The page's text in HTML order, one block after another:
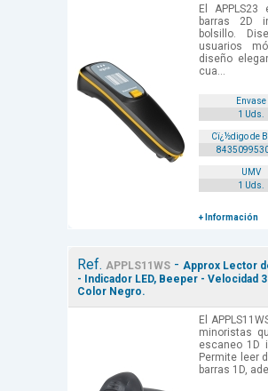
El
barras 2D
bolsillo.
usuarios
diseño
cua...
Envase
1 Uds.
Cï¿½digo de
UMV
1 Uds.
+ Información
Ref. APPLS11WS - Approx Lector
- Indicador LED, Beeper - Velocidad
Color Negro.
El
minoristas
escaneo 1D
Permite leer
barras 1D,